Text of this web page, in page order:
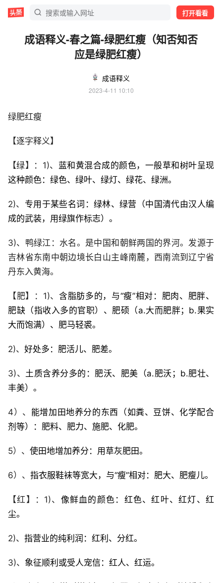
打开看看
成语释义-春之篇-绿肥红瘦（知否知否
应是绿肥红瘦）
成语释义
2023-4-11 10:10
绿肥红瘦
【逐字释义】
【绿】：1)、 蓝和黄混合成的颜色，一般草和树叶呈现
这种颜色：绿色、绿叶、绿灯、绿花、绿洲。
2)、 专用于某些名词：绿林、绿营（中国清代由汉人编
成的武装，用绿旗作标志）。
3)、鸭绿江：水名。是中国和朝鲜两国的界河。发源于
吉林省东南中朝边境长白山主峰南麓，西南流到辽宁省
丹东入黄海。
【肥】：1)、 含脂肪多的，与“瘦”相对：肥肉、肥胖、
肥缺（指收入多的官职）、肥硕（a.大而肥胖；b.果实
大而饱满）、肥马轻裘。
2)、 好处多：肥活儿、肥差。
3)、 土质含养分多的：肥沃、肥美（a.肥沃；b.肥壮、
丰美）。
4）、 能增加田地养分的东西（如粪、豆饼、化学配合
剂等）：肥料、肥力、施肥、化肥。
5）、 使田地增加养分：用草灰肥田。
6）、 指衣服鞋袜等宽大，与“瘦”相对：肥大、肥瘦儿。
【红】：1)、 像鲜血的颜色：红色、红叶、红灯、红
尘。
2)、 指营业的纯利润：红利、分红。
3)、 象征顺利或受人宠信：红人、红运。